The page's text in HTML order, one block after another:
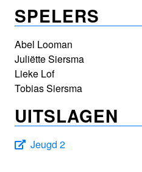
SPELERS
Abel Looman
Juliëtte Siersma
Lieke Lof
Tobias Siersma
UITSLAGEN
Jeugd 2